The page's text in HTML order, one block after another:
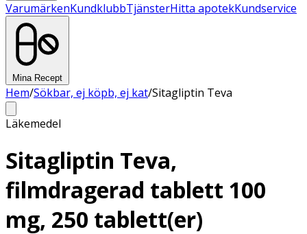
VarumärkenKundklubbTjänsterHitta apotekKundservice
Mina Recept
Hem/Sökbar, ej köpb, ej kat/Sitagliptin Teva
Läkemedel
Sitagliptin Teva,
filmdragerad tablett 100
mg, 250 tablett(er)